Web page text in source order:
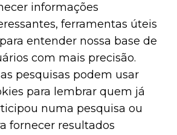
informações
ferramentas úteis
entender nossa base de
com mais precisão.
pesquisas podem usar
para lembrar quem já
numa pesquisa ou
fornecer resultados